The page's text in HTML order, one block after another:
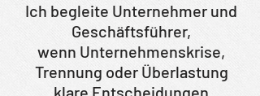
Ich begleite Unternehmer und
Geschäftsführer,
wenn Unternehmenskrise,
Trennung oder Überlastung
klare Entscheidungen